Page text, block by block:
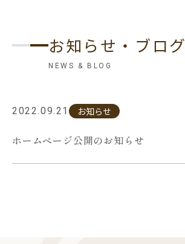
お知らせ・ブログ
NEWS & BLOG
2022.09.21 お知らせ
ホームページ公開のお知らせ